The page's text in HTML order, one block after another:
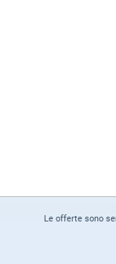
Le offerte sono